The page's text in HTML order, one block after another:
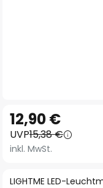
Anfang
der
Bildgalerie
LIGHTME LED-
12,90 €
UVP15,38 €
inkl. MwSt.